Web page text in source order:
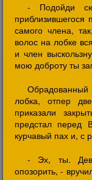
- Подойди
приблизившегося
самого члена,
волос на лобке
и член
мою доброту ты
лобка, отпер
приказали
предстал перед
курчавый пах и, с
- Эх, ты.
опозорить, -